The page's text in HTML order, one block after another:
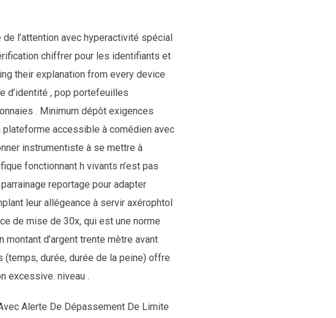
l’attention avec hyperactivité spécial
chiffrer pour les identifiants et
their explanation from every device
d’identité , pop portefeuilles
. Minimum dépôt exigences
plateforme accessible à comédien avec
instrumentiste à se mettre à
fonctionnant h vivants n’est pas
reportage pour adapter
leur allégeance à servir axérophtol
de mise de 30x, qui est une norme
d’argent trente mètre avant
(temps, durée, durée de la peine) offre
excessive. niveau .
Alerte De Dépassement De Limite